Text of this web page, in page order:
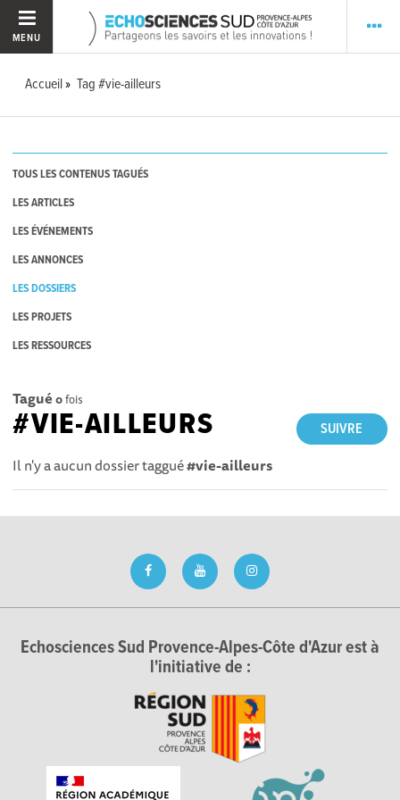
MENU
Accueil Tag #vie-ailleurs
TOUS LES CONTENUS TAGUÉS
LES ARTICLES
LES ÉVÉNEMENTS
LES ANNONCES
LES DOSSIERS
LES PROJETS
LES RESSOURCES
Tagué 0fois
SUIVRE
#VIE-AILLEURS
Il n'y a aucun dossier taggué#vie-ailleurs
Echosciences Sud Provence-Alpes-Côte d'Azur est à
l'initiative de :